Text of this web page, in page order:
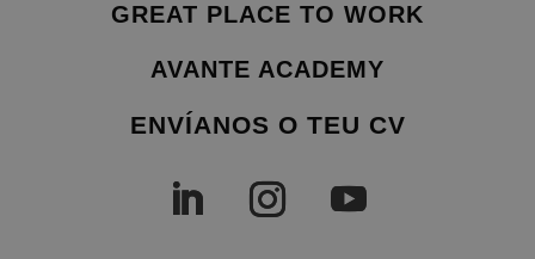
GREAT PLACE TO WORK
AVANTE ACADEMY
ENVÍANOS O TEU CV